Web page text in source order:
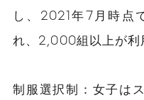
し、2021年7月時点
れ、2,000組以上が利
制服選択制：女子は